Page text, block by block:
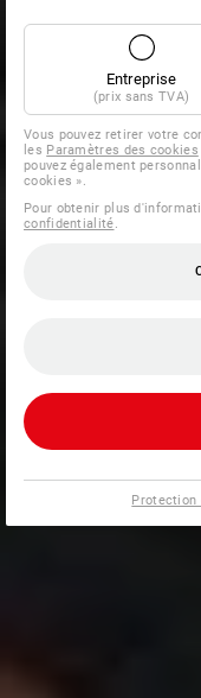
Entreprise
(prix sans TVA)
Vous pouvez retirer votre
les Paramètres des cookies
pouvez également
cookies ».
Pour obtenir plus
confidentialité.
Protection